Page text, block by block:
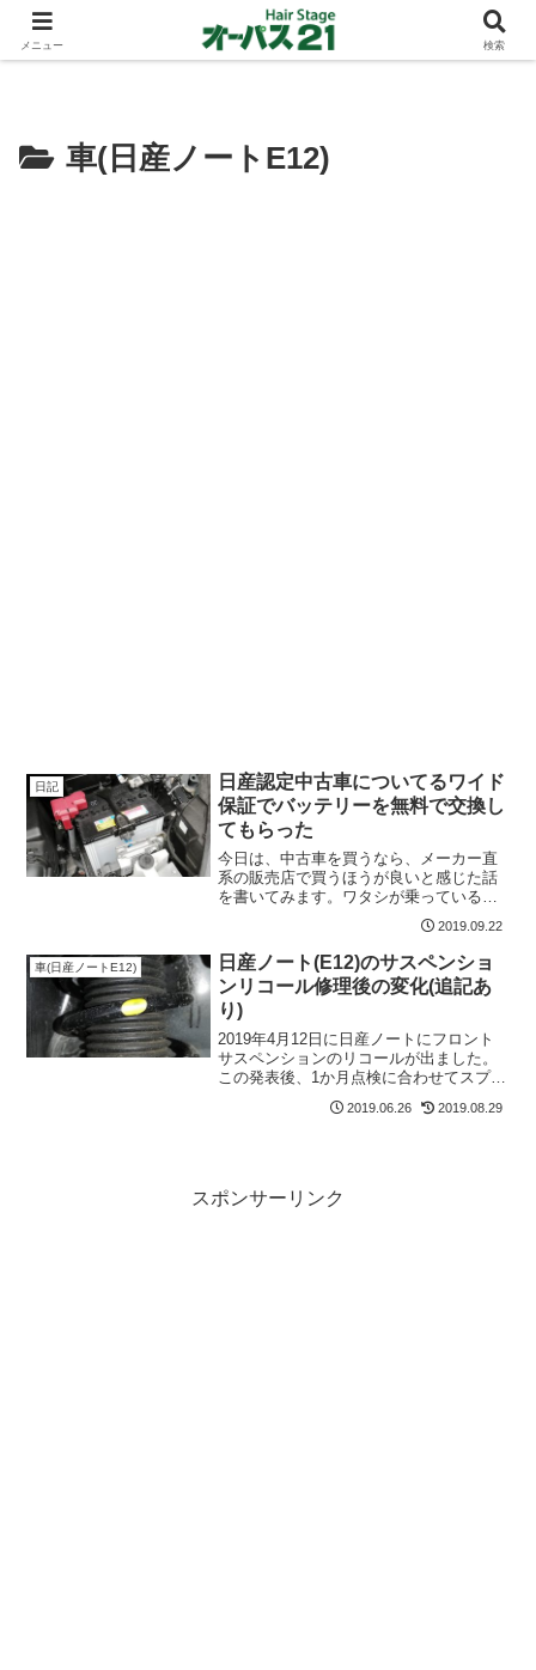
ショートカットとボブスタイルのお客様が多い東大阪のヘアーサロン 店長の与
太話
車(日産ノートE12)
日記
日産認定中古車についてるワイド
保証でバッテリーを無料で交換し
てもらった
今日は、中古車を買うなら、メーカー直
系の販売店で買うほうが良いと感じた話
を書いてみます。ワタシが乗っている車
は、日産の公式ページにも載っている
【日産U-CARS】という中古車販売店で
購入しました。日産公式の店で日産の車
を購入すると、全車「1...
2019.09.22
車(日産ノートE12)
日産ノート(E12)のサスペンショ
ンリコール修理後の変化(追記あ
り)
2019年4月12日に日産ノートにフロント
サスペンションのリコールが出ました。
この発表後、1か月点検に合わせてスプリ
ングの交換を行うリコール修理をしても
らいました。※以下に、ロードノイズが
2019.06.26 2019.08.29
スポンサーリンク
メニュー 検索